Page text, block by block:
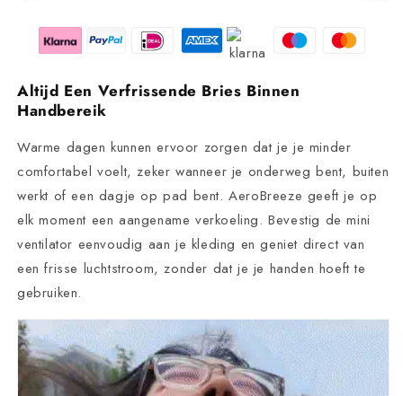
Altijd Een Verfrissende Bries Binnen
Handbereik
Warme dagen kunnen ervoor zorgen dat je je minder
comfortabel voelt, zeker wanneer je onderweg bent, buiten
werkt of een dagje op pad bent. AeroBreeze geeft je op
elk moment een aangename verkoeling. Bevestig de mini
ventilator eenvoudig aan je kleding en geniet direct van
een frisse luchtstroom, zonder dat je je handen hoeft te
gebruiken.